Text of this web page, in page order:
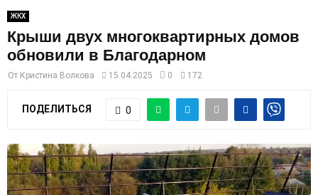
M
A
R
Y
M
ЖКХ
Крыши двух многоквартирных домов
обновили в Благодарном
От Кристина Волкова 15.04.2025 0 172
ПОДЕЛИТЬСЯ 0